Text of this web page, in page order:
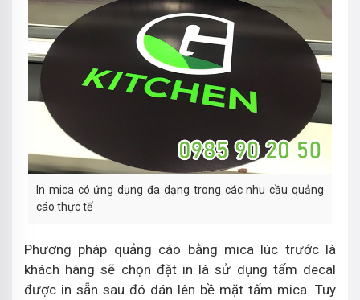
In mica có ứng dụng đa dạng trong các nhu cầu quảng
cáo thực tế
Phương pháp quảng cáo bằng mica lúc trước là
khách hàng sẽ chọn đặt in là sử dụng tấm decal
được in sẵn sau đó dán lên bề mặt tấm mica. Tuy